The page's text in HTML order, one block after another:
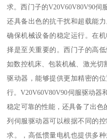
求。西门子的V20V60V80V90伺
还具备出色的抗干扰和超载能
确保机械设备的稳定运行。在
择是至关重要的。西门子的高
如数控机床、包装机械、激光
驱动器，能够提供更加精密的
行。V20V60V80V90伺服驱动器
稳定可靠的性能，还具备了出
列伺服驱动器可以根据不同的
求。，高低惯量电机也提供多